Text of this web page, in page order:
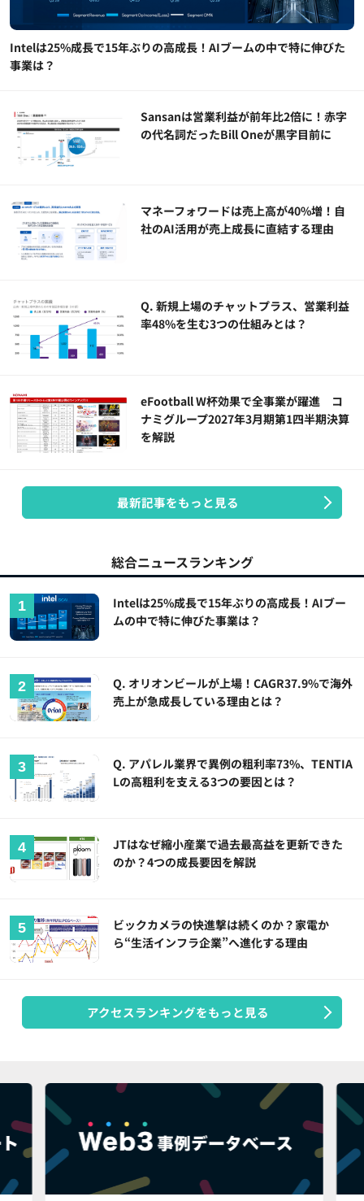
Intelは25%成長で15年ぶりの高成長！AIブームの中で特に伸びた
事業は？
Sansanは営業利益が前年比2倍に！赤字
の代名詞だったBill Oneが黒字目前に
マネーフォワードは売上高が40%増！自
社のAI活用が売上成長に直結する理由
Q. 新規上場のチャットプラス、営業利益
率48%を生む3つの仕組みとは？
eFootball W杯効果で全事業が躍進 コ
ナミグループ2027年3月期第1四半期決算
を解説
最新記事をもっと見る
総合ニュースランキング
Intelは25%成長で15年ぶりの高成長！AIブー
ムの中で特に伸びた事業は？
Q. オリオンビールが上場！CAGR37.9%で海外
売上が急成長している理由とは？
Q. アパレル業界で異例の粗利率73%、TENTIA
Lの高粗利を支える3つの要因とは？
JTはなぜ縮小産業で過去最高益を更新できた
のか？4つの成長要因を解説
ビックカメラの快進撃は続くのか？家電か
ら“生活インフラ企業”へ進化する理由
アクセスランキングをもっと見る